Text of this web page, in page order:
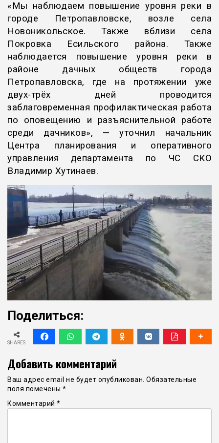
«Мы наблюдаем повышение уровня реки в
городе Петропавловске, возле села
Новоникольское. Также вблизи села
Покровка Есильского района. Также
наблюдается повышение уровня реки в
районе дачных обществ города
Петропавловска, где на протяжении уже
двух-трёх дней проводится
заблаговременная профилактическая работа
по оповещению и разъяснительной работе
среди дачников», — уточнил начальник
Центра планирования и оперативного
управления департамента по ЧС СКО
Владимир Хутинаев.
Поделиться:
SHARES
Добавить комментарий
Ваш адрес email не будет опубликован. Обязательные
поля помечены *
Комментарий *